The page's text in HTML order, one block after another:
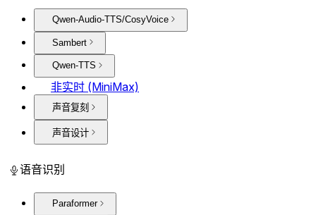
Qwen-Audio-TTS/CosyVoice
Sambert
Qwen-TTS
非实时 (MiniMax)
声音复刻
声音设计
语音识别
Paraformer